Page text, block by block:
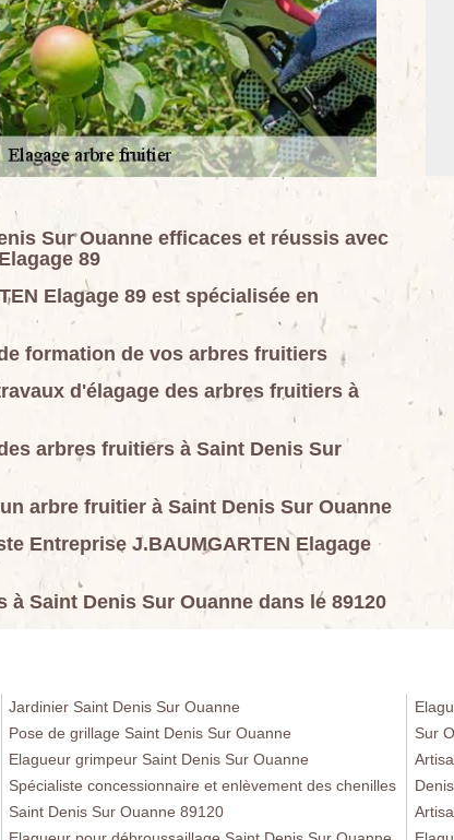
Sur Ouanne efficaces et réussis avec
89
Elagage 89 est spécialisée en
formation de vos arbres fruitiers
d'élagage des arbres fruitiers à
arbres fruitiers à Saint Denis Sur
arbre fruitier à Saint Denis Sur Ouanne
Entreprise J.BAUMGARTEN Elagage
Saint Denis Sur Ouanne dans le 89120
Jardinier Saint Denis Sur Ouanne
Pose de grillage Saint Denis Sur Ouanne
Elagueur grimpeur Saint Denis Sur Ouanne
Spécialiste concessionnaire et enlèvement des chenilles
Saint Denis Sur Ouanne 89120
Sur